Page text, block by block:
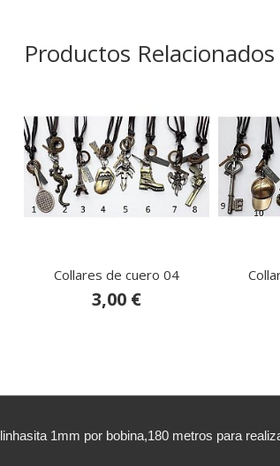
Productos Relacionados
Collares de cuero 04
3,00 €
1mm por bobina,180 metros para